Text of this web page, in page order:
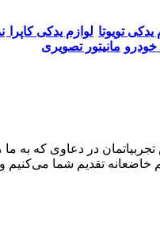
یدکی تویوتا لوازم یدکی کاپرا
خودرو
تقدیم شما می‌کنیم